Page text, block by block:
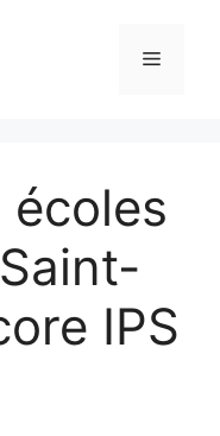
Menu
écoles
IPS